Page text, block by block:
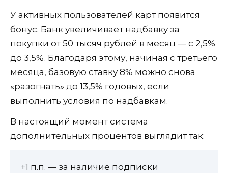
У активных пользователей карт появится
бонус. Банк увеличивает надбавку за
покупки от 50 тысяч рублей в месяц — с 2,5%
до 3,5%. Благодаря этому, начиная с третьего
месяца, базовую ставку 8% можно снова
«разогнать» до 13,5% годовых, если
выполнить условия по надбавкам.
В настоящий момент система
дополнительных процентов выглядит так:
+1 п.п. — за наличие подписки